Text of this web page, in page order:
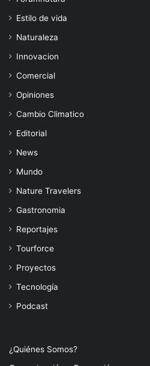
Estilo de vida
Naturaleza
Innovacion
Comercial
Opiniones
Cambio Climatico
Editorial
News
Mundo
Nature Travelers
Gastronomia
Reportajes
Tourforce
Proyectos
Tecnología
Podcast
¿Quiénes Somos?